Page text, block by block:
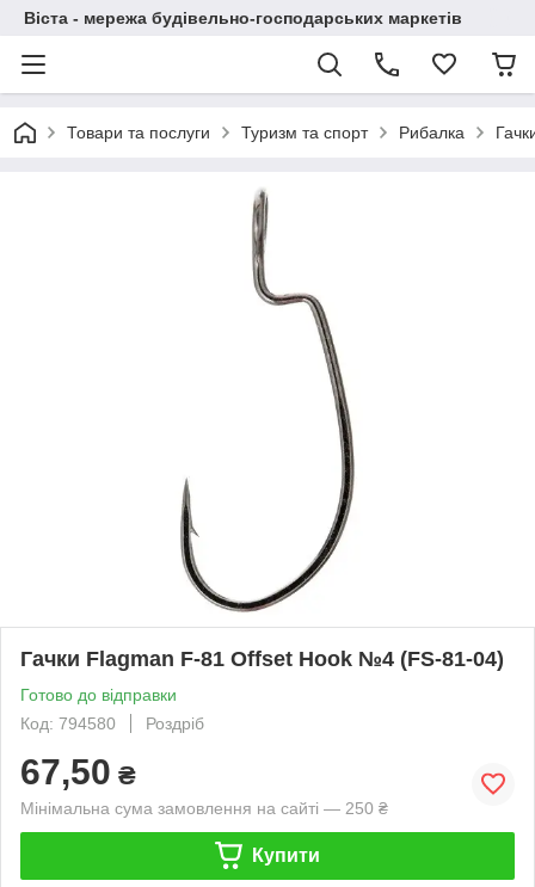
Віста - мережа будівельно-господарських маркетів
Товари та послуги Туризм та спорт Рибалка
Гачки Flagman F-81 Offset Hook №4 (FS-81-04)
Готово до відправки
Код: 794580
Роздріб
67,50 ₴
Мінімальна сума замовлення на сайті — 250 ₴
Купити